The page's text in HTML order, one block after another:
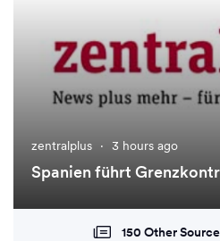
zentralplus · 3 hours ago
Spanien führt
150 Other